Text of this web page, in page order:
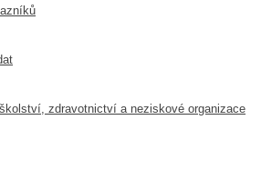
zdravotnictví a neziskové organizace